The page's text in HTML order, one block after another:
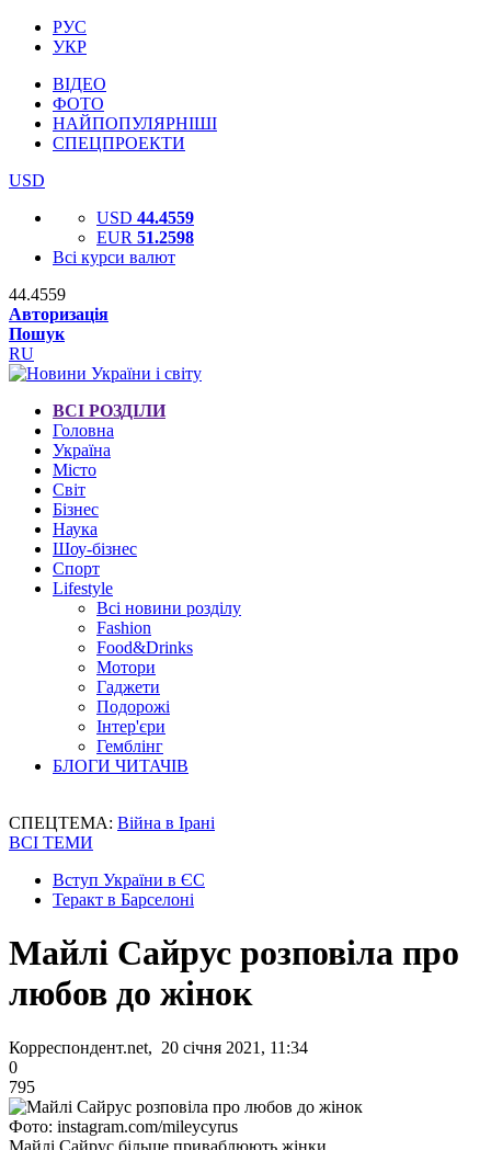
РУС
УКР
ВІДЕО
ФОТО
НАЙПОПУЛЯРНІШІ
СПЕЦПРОЕКТИ
USD
USD 44.4559
EUR 51.2598
Всі курси валют
44.4559
Авторизація
Пошук
RU
ВСІ РОЗДІЛИ
Головна
Україна
Місто
Світ
Бізнес
Наука
Шоу-бізнес
Спорт
Lifestyle
Всі новини розділу
Fashion
Food&Drinks
Мотори
Гаджети
Подорожі
Інтер'єри
Гемблінг
БЛОГИ ЧИТАЧІВ
СПЕЦТЕМА: Війна в Ірані
ВСІ ТЕМИ
Вступ України в ЄС
Теракт в Барселоні
Майлі Сайрус розповіла про
любов до жінок
Корреспондент.net, 20 січня 2021, 11:34
0
795
Фото: instagram.com/mileycyrus
Майлі Сайрус більше приваблюють жінки